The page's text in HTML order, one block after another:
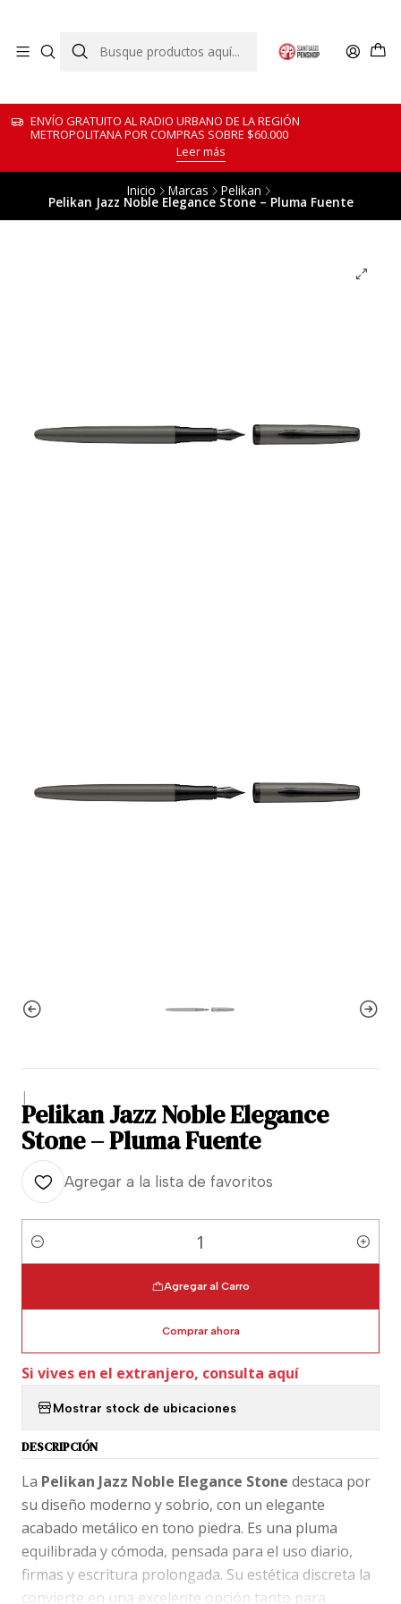
ENVÍO GRATUITO AL RADIO URBANO DE LA REGIÓN
METROPOLITANA POR COMPRAS SOBRE $60.000
Leer más
Inicio Marcas Pelikan
Pelikan Jazz Noble Elegance Stone – Pluma Fuente
|
Pelikan Jazz Noble Elegance
Stone – Pluma Fuente
Agregar a la lista de favoritos
Cantidad
Agregar al Carro
Comprar ahora
Si vives en el extranjero, consulta aquí
Mostrar stock de ubicaciones
DESCRIPCIÓN
La Pelikan Jazz Noble Elegance Stone destaca por
su diseño moderno y sobrio, con un elegante
acabado metálico en tono piedra. Es una pluma
equilibrada y cómoda, pensada para el uso diario,
firmas y escritura prolongada. Su estética discreta la
convierte en una excelente opción tanto para